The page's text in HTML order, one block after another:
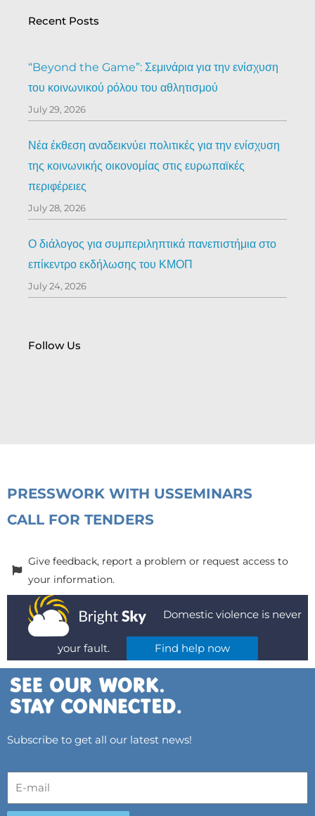
Recent Posts
“Beyond the Game”: Σεμινάρια για την ενίσχυση
του κοινωνικού ρόλου του αθλητισμού
July 29, 2026
Νέα έκθεση αναδεικνύει πολιτικές για την ενίσχυση
της κοινωνικής οικονομίας στις ευρωπαϊκές
περιφέρειες
July 28, 2026
Ο διάλογος για συμπεριληπτικά πανεπιστήμια στο
επίκεντρο εκδήλωσης του ΚΜΟΠ
July 24, 2026
Follow Us
PRESSWORK WITH USSEMINARS
CALL FOR TENDERS
Give feedback, report a problem or request access to
your information.
Domestic violence is never
your fault. Find help now
Subscribe to get all our latest news!